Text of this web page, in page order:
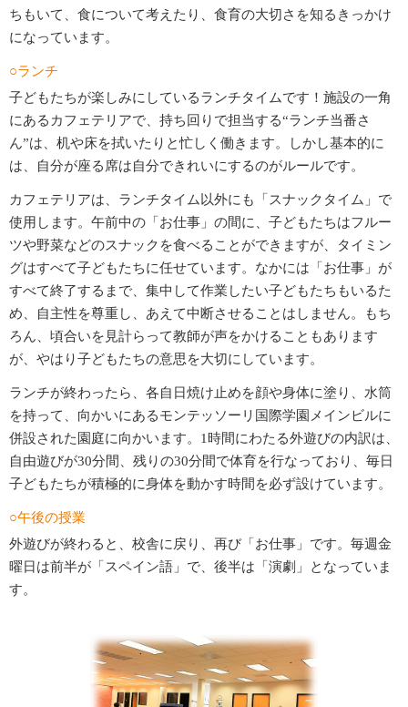
ちもいて、食について考えたり、食育の大切さを知るきっかけ
になっています。
○ランチ
子どもたちが楽しみにしているランチタイムです！施設の一角
にあるカフェテリアで、持ち回りで担当する“ランチ当番さ
ん”は、机や床を拭いたりと忙しく働きます。しかし基本的に
は、自分が座る席は自分できれいにするのがルールです。
カフェテリアは、ランチタイム以外にも「スナックタイム」で
使用します。午前中の「お仕事」の間に、子どもたちはフルー
ツや野菜などのスナックを食べることができますが、タイミン
グはすべて子どもたちに任せています。なかには「お仕事」が
すべて終了するまで、集中して作業したい子どもたちもいるた
め、自主性を尊重し、あえて中断させることはしません。もち
ろん、頃合いを見計らって教師が声をかけることもあります
が、やはり子どもたちの意思を大切にしています。
ランチが終わったら、各自日焼け止めを顔や身体に塗り、水筒
を持って、向かいにあるモンテッソーリ国際学園メインビルに
併設された園庭に向かいます。1時間にわたる外遊びの内訳は、
自由遊びが30分間、残りの30分間で体育を行なっており、毎日
子どもたちが積極的に身体を動かす時間を必ず設けています。
○午後の授業
外遊びが終わると、校舎に戻り、再び「お仕事」です。毎週金
曜日は前半が「スペイン語」で、後半は「演劇」となっていま
す。